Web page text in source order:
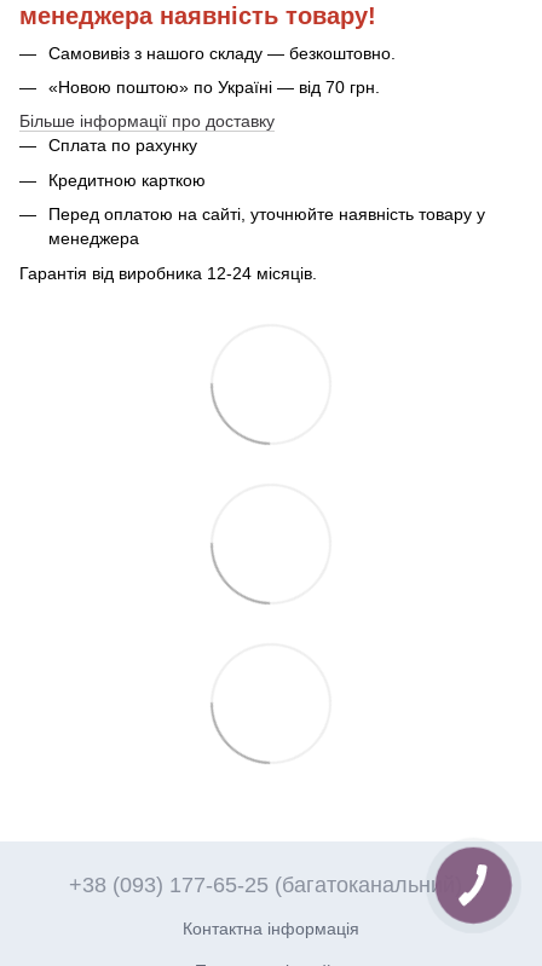
менеджера наявність товару!
Самовивіз з нашого складу — безкоштовно.
«Новою поштою» по Україні — від 70 грн.
Більше інформації про доставку
Сплата по рахунку
Кредитною карткою
Перед оплатою на сайті, уточнюйте наявність товару у
менеджера
Гарантія від виробника 12-24 місяців.
+38 (093) 177-65-25 (багатоканальний)
Контактна інформація